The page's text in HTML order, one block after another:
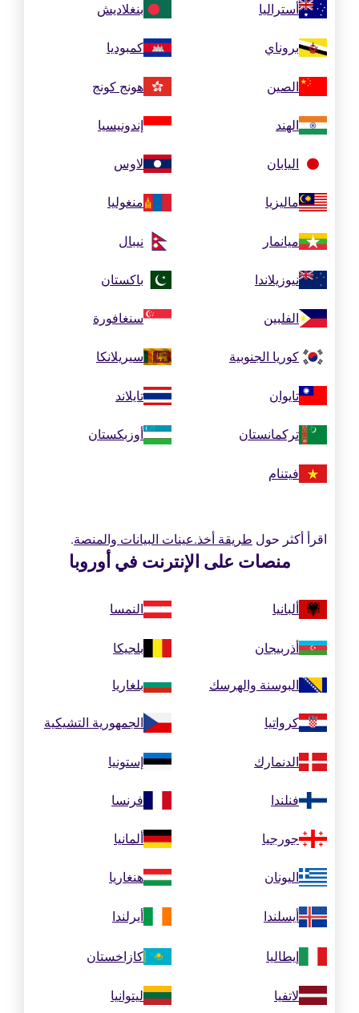
أستراليا بنغلاديش
بروناي كمبوديا
الصين هونج كونج
الهند إندونيسيا
اليابان لاوس
ماليزيا منغوليا
ميانمار نيبال
نيوزيلاندا باكستان
الفلبين سنغافورة
كوريا الجنوبية سيريلانكا
تايوان تايلاند
تركمانستان أوزبكستان
فيتنام
اقرأ أكثر حول طريقة أخذ.عينات البيانات والمنصة.
منصات على الإنترنت في أوروبا
ألبانيا النمسا
أذربيجان بلجيكا
البوسنة والهرسك بلغاريا
كرواتيا الجمهورية التشيكية
الدنمارك إستونيا
فنلندا فرنسا
جورجيا ألمانيا
اليونان هنغاريا
أيسلندا أيرلندا
إيطاليا كازاخستان
لاتفيا ليتوانيا